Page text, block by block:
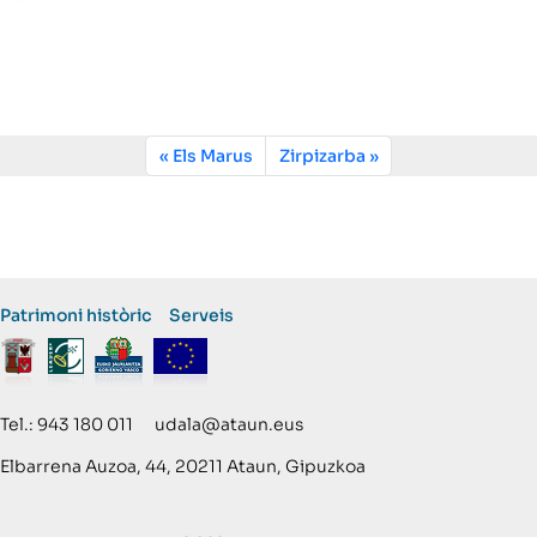
Els Marus Zirpizarba
Patrimoni històric Serveis
Tel.: 943 180 011 udala@ataun.eus
Elbarrena Auzoa, 44, 20211 Ataun, Gipuzkoa